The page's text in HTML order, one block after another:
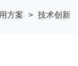
方案 技术创新